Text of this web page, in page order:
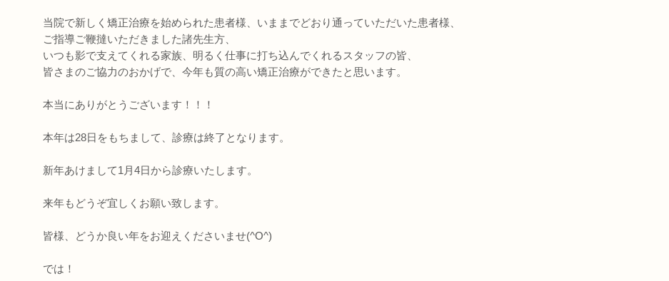
当院で新しく矯正治療を始められた患者様、いままでどおり通っていただいた患者様、
ご指導ご鞭撻いただきました諸先生方、
いつも影で支えてくれる家族、明るく仕事に打ち込んでくれるスタッフの皆、
皆さまのご協力のおかげで、今年も質の高い矯正治療ができたと思います。
本当にありがとうございます！！！
本年は28日をもちまして、診療は終了となります。
新年あけまして1月4日から診療いたします。
来年もどうぞ宜しくお願い致します。
皆様、どうか良い年をお迎えくださいませ(^O^)
では！